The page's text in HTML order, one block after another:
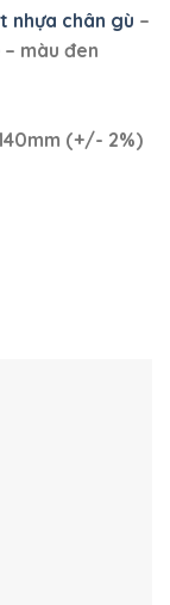
nhựa chân gù –
màu đen
(+/- 2%)